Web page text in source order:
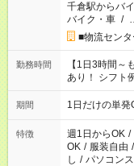
千倉駅からバ
バイク・車 /
■物流セン
勤務時間
【1日3時間～
あり！ シフ
▼18:00～
期間 1日だけの単
特徴 週1日からOK /
OK / 服装自由 /
し / パソコン